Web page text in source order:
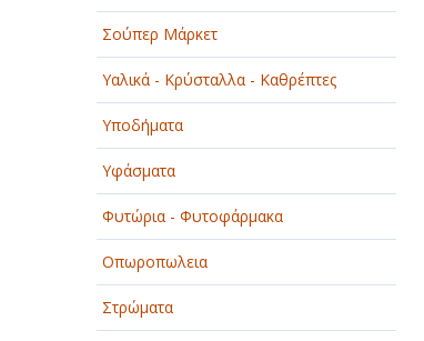
Σούπερ Μάρκετ
Υαλικά - Κρύσταλλα - Καθρέπτες
Υποδήματα
Υφάσματα
Φυτώρια - Φυτοφάρμακα
Οπωροπωλεια
Στρώματα